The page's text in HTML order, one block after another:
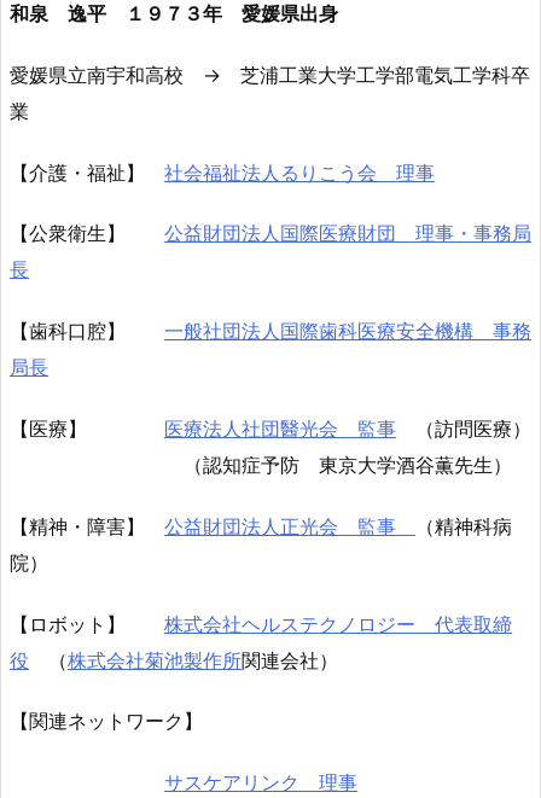
和泉 逸平 １９７３年 愛媛県出身
愛媛県立南宇和高校 → 芝浦工業大学工学部電気工学科卒
業
【介護・福祉】 社会福祉法人るりこう会 理事
【公衆衛生】 公益財団法人国際医療財団 理事・事務局
長
【歯科口腔】 一般社団法人国際歯科医療安全機構 事務
局長
【医療】 医療法人社団醫光会 監事 （訪問医療）
（認知症予防 東京大学酒谷薫先生）
【精神・障害】 公益財団法人正光会 監事
（精神科病
院）
【ロボット】 株式会社ヘルステクノロジー 代表取締
役 （株式会社菊池製作所関連会社）
【関連ネットワーク】
サスケアリンク 理事